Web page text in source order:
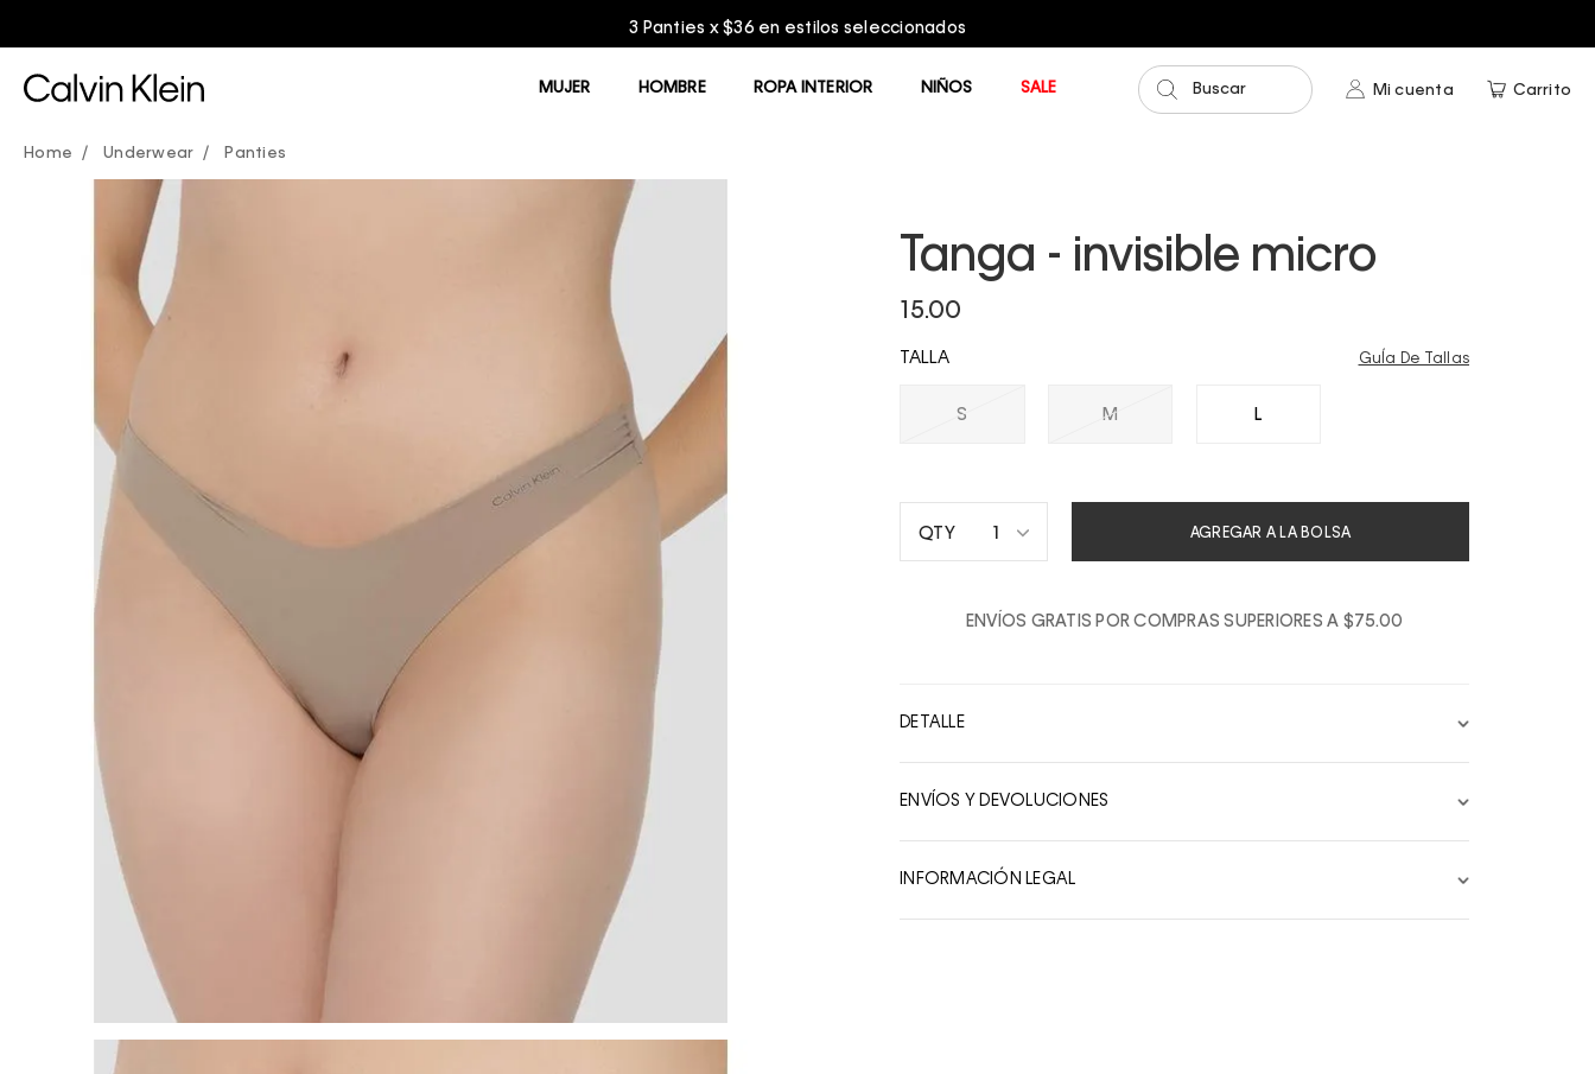
3 Panties x $36 en estilos seleccionados
Buscar Mi cuenta Carrito
MUJER HOMBRE ROPA INTERIOR NIÑOS SALE
Underwear Panties
Tanga - invisible micro
15.00
TALLA
S M L
GuÍa De Tallas
QTY 1
5
10
AGREGAR A LA BOLSA
ENVÍOS GRATIS POR COMPRAS SUPERIORES A $75.00
DETALLE
ENVÍOS Y DEVOLUCIONES
INFORMACIÓN LEGAL